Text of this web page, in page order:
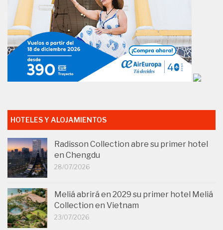
HOTELES Y ALOJAMIENTOS
Radisson Collection abre su primer hotel
en Chengdu
28/07/2026
Meliá abrirá en 2029 su primer hotel Meliá
Collection en Vietnam
23/07/2026